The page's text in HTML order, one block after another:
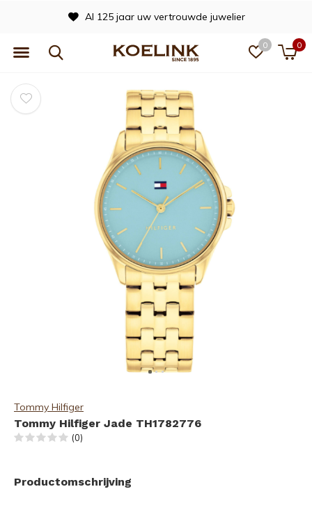
0 0
Al 125 jaar uw vertrouwde juwelier
Tommy Hilfiger
Tommy Hilfiger Jade TH1782776
(0)
Productomschrijving